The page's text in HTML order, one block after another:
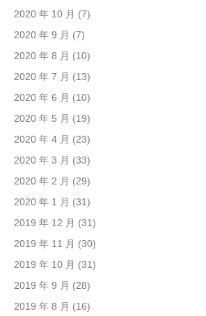
2020 年 10 月 (7)
2020 年 9 月 (7)
2020 年 8 月 (10)
2020 年 7 月 (13)
2020 年 6 月 (10)
2020 年 5 月 (19)
2020 年 4 月 (23)
2020 年 3 月 (33)
2020 年 2 月 (29)
2020 年 1 月 (31)
2019 年 12 月 (31)
2019 年 11 月 (30)
2019 年 10 月 (31)
2019 年 9 月 (28)
2019 年 8 月 (16)